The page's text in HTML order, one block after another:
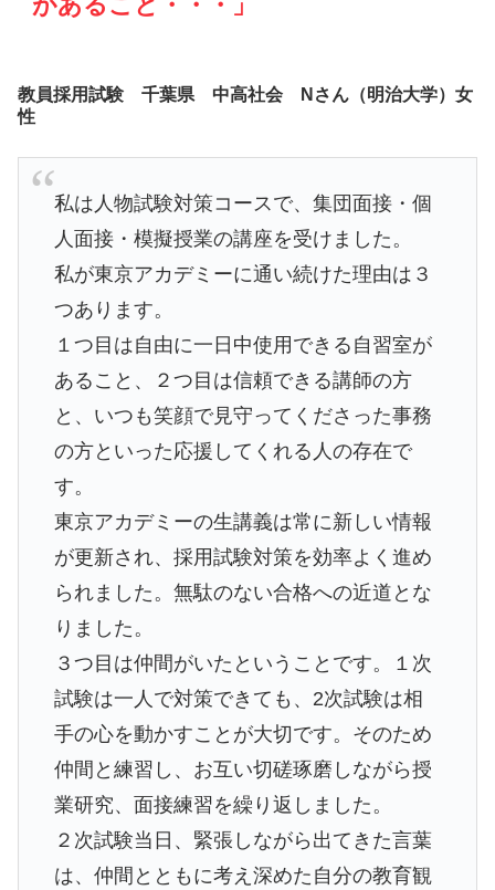
教員採用試験 千葉県 中高社会 Nさん（明治大学）女
性
私は人物試験対策コースで、集団面接・個
人面接・模擬授業の講座を受けました。
私が東京アカデミーに通い続けた理由は３
つあります。
１つ目は自由に一日中使用できる自習室が
あること、２つ目は信頼できる講師の方
と、いつも笑顔で見守ってくださった事務
の方といった応援してくれる人の存在で
す。
東京アカデミーの生講義は常に新しい情報
が更新され、採用試験対策を効率よく進め
られました。無駄のない合格への近道とな
りました。
３つ目は仲間がいたということです。１次
試験は一人で対策できても、2次試験は相
手の心を動かすことが大切です。そのため
仲間と練習し、お互い切磋琢磨しながら授
業研究、面接練習を繰り返しました。
２次試験当日、緊張しながら出てきた言葉
は、仲間とともに考え深めた自分の教育観